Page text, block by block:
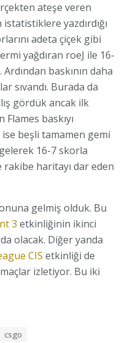
ateşe veren
yazdırdığı
adeta çiçek gibi
yağdıran roeJ ile 16-
baskının daha
sıvandı. Burada da
gördük ancak ilk
baskıyı
ise beşli tamamen gemi
16-7 skorla
haritayı dar eden
gelmiş olduk. Bu
3 etkinliğinin ikinci
olacak. Diğer yanda
CIS etkinliği de
izletiyor. Bu iki
csgo